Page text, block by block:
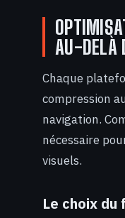
AU-DELÀ
Chaque
compression
navigation.
nécessaire
visuels.
Le choix